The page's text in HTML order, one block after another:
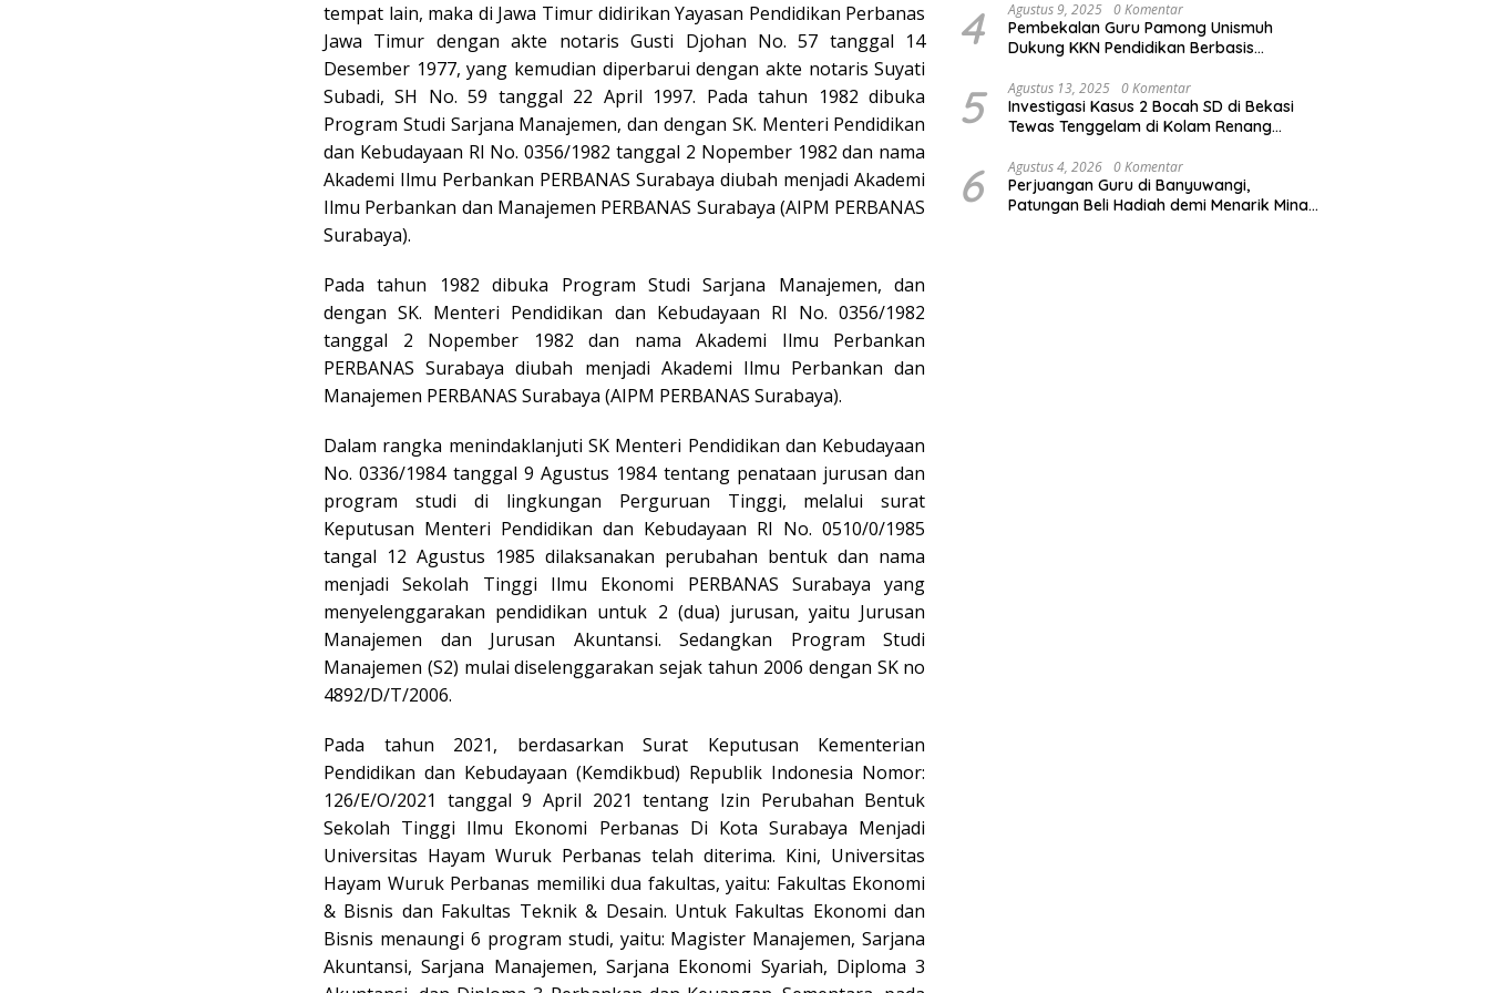
tempat lain, maka di Jawa Timur didirikan Yayasan Pendidikan Perbanas
Jawa Timur dengan akte notaris Gusti Djohan No. 57 tanggal 14
Desember 1977, yang kemudian diperbarui dengan akte notaris Suyati
Subadi, SH No. 59 tanggal 22 April 1997. Pada tahun 1982 dibuka
Program Studi Sarjana Manajemen, dan dengan SK. Menteri Pendidikan
dan Kebudayaan RI No. 0356/1982 tanggal 2 Nopember 1982 dan nama
Akademi Ilmu Perbankan PERBANAS Surabaya diubah menjadi Akademi
Ilmu Perbankan dan Manajemen PERBANAS Surabaya (AIPM PERBANAS
Surabaya).
Pada tahun 1982 dibuka Program Studi Sarjana Manajemen, dan
dengan SK. Menteri Pendidikan dan Kebudayaan RI No. 0356/1982
tanggal 2 Nopember 1982 dan nama Akademi Ilmu Perbankan
PERBANAS Surabaya diubah menjadi Akademi Ilmu Perbankan dan
Manajemen PERBANAS Surabaya (AIPM PERBANAS Surabaya).
Dalam rangka menindaklanjuti SK Menteri Pendidikan dan Kebudayaan
No. 0336/1984 tanggal 9 Agustus 1984 tentang penataan jurusan dan
program studi di lingkungan Perguruan Tinggi, melalui surat
Keputusan Menteri Pendidikan dan Kebudayaan RI No. 0510/0/1985
tangal 12 Agustus 1985 dilaksanakan perubahan bentuk dan nama
menjadi Sekolah Tinggi Ilmu Ekonomi PERBANAS Surabaya yang
menyelenggarakan pendidikan untuk 2 (dua) jurusan, yaitu Jurusan
Manajemen dan Jurusan Akuntansi. Sedangkan Program Studi
Manajemen (S2) mulai diselenggarakan sejak tahun 2006 dengan SK no
4892/D/T/2006.
Pada tahun 2021, berdasarkan Surat Keputusan Kementerian
Pendidikan dan Kebudayaan (Kemdikbud) Republik Indonesia Nomor:
126/E/O/2021 tanggal 9 April 2021 tentang Izin Perubahan Bentuk
Sekolah Tinggi Ilmu Ekonomi Perbanas Di Kota Surabaya Menjadi
Universitas Hayam Wuruk Perbanas telah diterima. Kini, Universitas
Hayam Wuruk Perbanas memiliki dua fakultas, yaitu: Fakultas Ekonomi
& Bisnis dan Fakultas Teknik & Desain. Untuk Fakultas Ekonomi dan
Bisnis menaungi 6 program studi, yaitu: Magister Manajemen, Sarjana
Akuntansi, Sarjana Manajemen, Sarjana Ekonomi Syariah, Diploma 3
4 Agustus 9, 2025 0 Komentar
Pembekalan Guru Pamong Unismuh
Dukung KKN Pendidikan Berbasis
5 Agustus 13, 2025 0 Komentar
Investigasi Kasus 2 Bocah SD di Bekasi
Tewas Tenggelam di Kolam Renang
6 Agustus 4, 2026 0 Komentar
Perjuangan Guru di Banyuwangi,
Patungan Beli Hadiah demi Menarik Minat